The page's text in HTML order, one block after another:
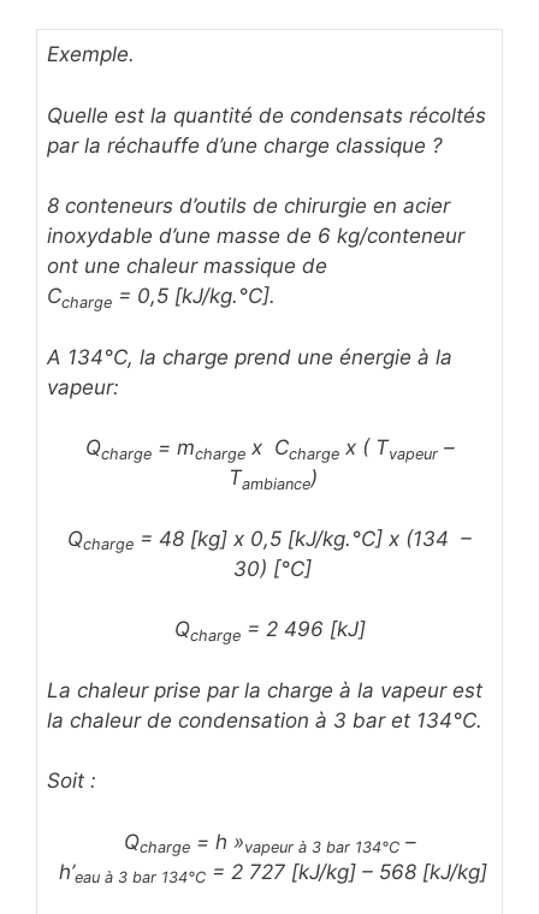
Exemple.
Quelle est la quantité de condensats récoltés
par la réchauffe d’une charge classique ?
8 conteneurs d’outils de chirurgie en acier
inoxydable d’une masse de 6 kg/conteneur
ont une chaleur massique de
Ccharge = 0,5 [kJ/kg.°C].
A 134°C, la charge prend une énergie à la
vapeur:
Qcharge= mchargex Cchargex ( Tvapeur–
Tambiance)
Qcharge = 48 [kg] x 0,5 [kJ/kg.°C] x (134 –
30) [°C]
Qcharge= 2 496 [kJ]
La chaleur prise par la charge à la vapeur est
la chaleur de condensation à 3 bar et 134°C.
Soit :
Qcharge= h »vapeur à 3 bar 134°C–
h’eau à 3 bar 134°C= 2 727 [kJ/kg] – 568 [kJ/kg]